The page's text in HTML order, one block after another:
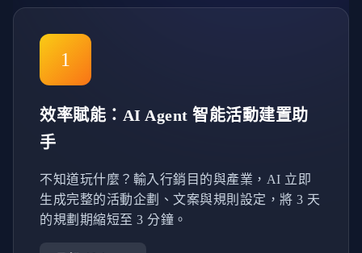
1
效率賦能：AI Agent 智能活動建置助
手
不知道玩什麼？輸入行銷目的與產業，AI 立即
生成完整的活動企劃、文案與規則設定，將 3 天
的規劃期縮短至 3 分鐘。